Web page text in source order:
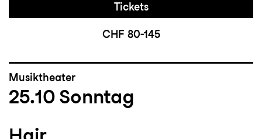
Tickets
CHF 80-145
Musiktheater
25.10 Sonntag